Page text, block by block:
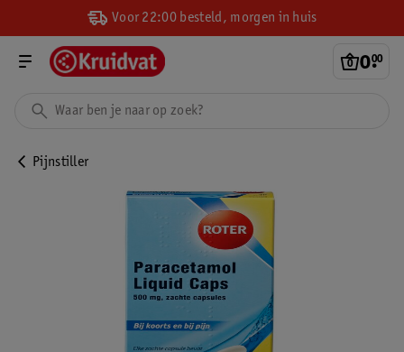
Voor 22:00 besteld, morgen in huis
0.
00
Pijnstiller